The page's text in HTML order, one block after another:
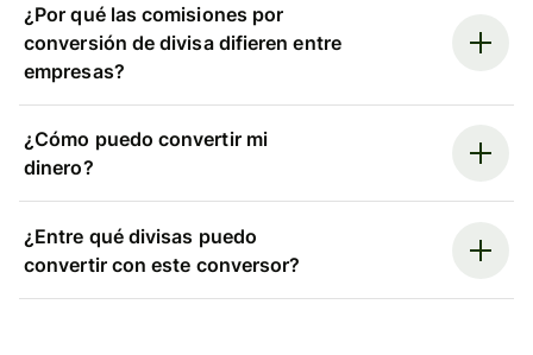
¿Por qué las comisiones por
conversión de divisa difieren entre
empresas?
¿Cómo puedo convertir mi
dinero?
¿Entre qué divisas puedo
convertir con este conversor?